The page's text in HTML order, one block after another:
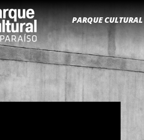
PARQUE CULTURAL